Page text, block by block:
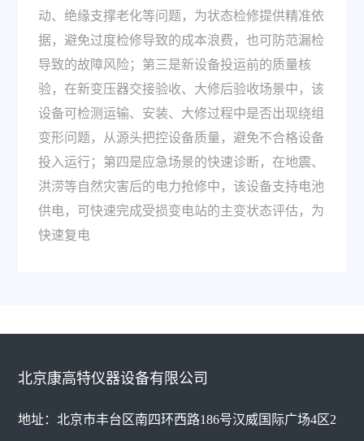
动、绝缘支撑老化等问题，为状态检修提供精准依
据，避免过度检修导致的成本浪费，也可防范漏检
导致的故障风险；第三是新设备投运前的质量核
验，在新变压器交接验收、大修后验收场景中，该
设备可检测运输、安装、大修过程中是否出现绕组
变形问题，从源头把控设备质量，避免不合格设备
投入运行；第四是应急场景的快速诊断，在地震、
洪涝等自然灾害后的电力抢修中，该设备支持电池
供电，可快速完成受损变电站的主变状态评估，为
快速复电
北京康高特仪器设备有限公司
地址：北京市丰台区南四环西路186号汉威国际广场4区2